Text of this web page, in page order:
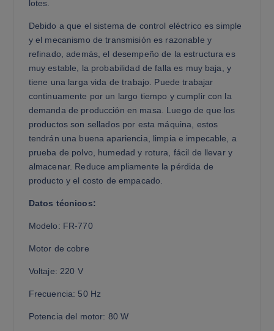
lotes.
Debido a que el sistema de control eléctrico es simple
y el mecanismo de transmisión es razonable y
refinado, además, el desempeño de la estructura es
muy estable, la probabilidad de falla es muy baja, y
tiene una larga vida de trabajo. Puede trabajar
continuamente por un largo tiempo y cumplir con la
demanda de producción en masa. Luego de que los
productos son sellados por esta máquina, estos
tendrán una buena apariencia, limpia e impecable, a
prueba de polvo, humedad y rotura, fácil de llevar y
almacenar. Reduce ampliamente la pérdida de
producto y el costo de empacado.
Datos técnicos:
Modelo: FR-770
Motor de cobre
Voltaje: 220 V
Frecuencia: 50 Hz
Potencia del motor: 80 W